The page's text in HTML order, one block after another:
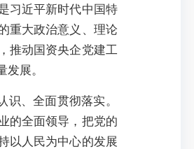
习近平新时代中国特
重大政治意义、理论
推动国资央企党建工
展。
、全面贯彻落实。
的全面领导，把党的
以人民为中心的发展